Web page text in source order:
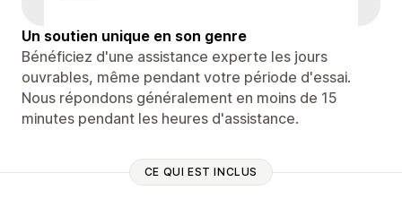
Un soutien unique en son genre
Bénéficiez d'une assistance experte les jours
ouvrables, même pendant votre période d'essai.
Nous répondons généralement en moins de 15
minutes pendant les heures d'assistance.
CE QUI EST INCLUS